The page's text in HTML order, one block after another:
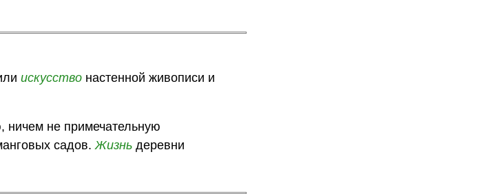
искусство настенной живописи и
ничем не примечательную
садов.Жизнь деревни